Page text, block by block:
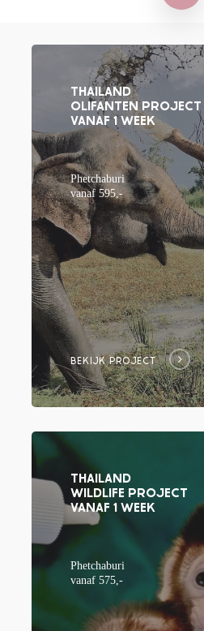
the
next
section
THAILAND
OLIFANTEN PROJECT
VANAF 1 WEEK
Phetchaburi
vanaf 595,-
BEKIJK PROJECT
THAILAND
WILDLIFE PROJECT
VANAF 1 WEEK
Phetchaburi
vanaf 575,-